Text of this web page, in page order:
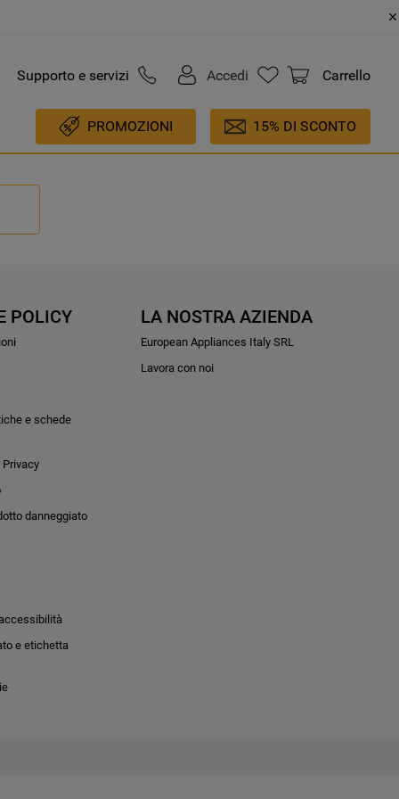
Supporto e servizi Accedi Carrello
PROMOZIONI 15% DI SCONTO
POLICY
e schede
danneggiato
e etichetta
LA NOSTRA AZIENDA
European Appliances Italy SRL
Lavora con noi